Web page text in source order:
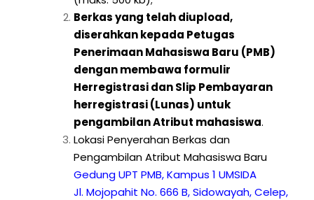
Berkas yang telah diupload,
diserahkan kepada Petugas
Penerimaan Mahasiswa Baru (PMB)
dengan membawa formulir
Herregistrasi dan Slip Pembayaran
herregistrasi (Lunas) untuk
pengambilan Atribut mahasiswa.
Lokasi Penyerahan Berkas dan
Pengambilan Atribut Mahasiswa Baru
Gedung UPT PMB, Kampus 1 UMSIDA
Jl. Mojopahit No. 666 B, Sidowayah, Celep,